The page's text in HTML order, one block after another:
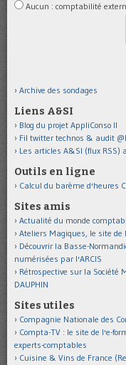
Aucun : comptabilité
Archive des sondages
Liens A&SI
Blog du projet AppliConso II
Fil twitter technos & audit
Les articles A&SI (flux RSS)
Outils en ligne
Calcul du barème d'heures
Sites amis
Actualité du monde
Ateliers Magiques, le site
Découvrir la Basse-
numérisées par l'ARCIS
Rétrospective sur la Société
DAUPHIN
Sites utiles
Compagnie Nationale des
Compta-TV : le site de l'e-
experts-comptables
Cuisine & Vins de France